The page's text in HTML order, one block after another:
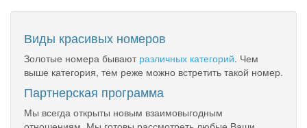
Виды красивых номеров
Золотые номера бывают различных категорий. Чем
выше категория, тем реже можно встретить такой номер.
Партнерская программа
Мы всегда открыты новым взаимовыгодным